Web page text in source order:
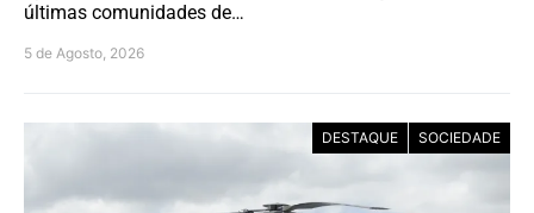
últimas comunidades de…
5 de Agosto, 2026
DESTAQUE SOCIEDADE